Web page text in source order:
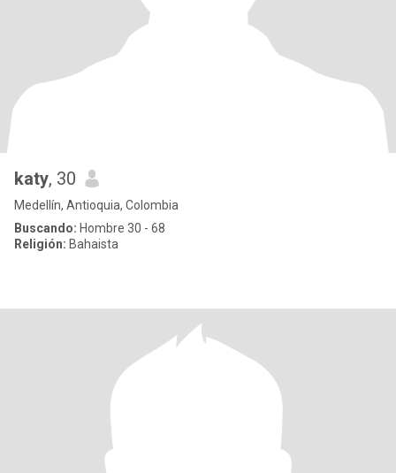
katy, 30
Medellín, Antioquia, Colombia
Buscando: Hombre 30 - 68
Religión: Bahaista